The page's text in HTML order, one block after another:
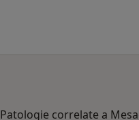
Patologie correlate a